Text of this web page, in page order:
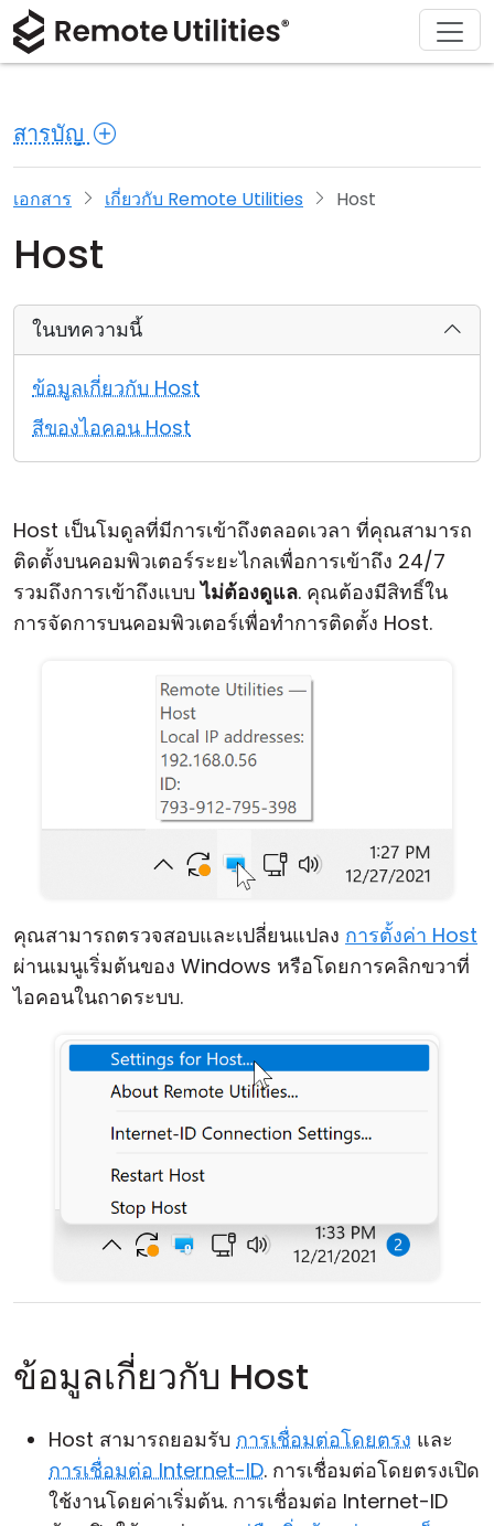
สารบัญ
เอกสาร เกี่ยวกับ Remote Utilities Host
Host
ในบทความนี้
ข้อมูลเกี่ยวกับ Host
สีของไอคอน Host
Host เป็นโมดูลที่มีการเข้าถึงตลอดเวลา ที่คุณสามารถ
ติดตั้งบนคอมพิวเตอร์ระยะไกลเพื่อการเข้าถึง 24/7
รวมถึงการเข้าถึงแบบไม่ต้องดูแล. คุณต้องมีสิทธิ์ใน
การจัดการบนคอมพิวเตอร์เพื่อทำการติดตั้ง Host.
คุณสามารถตรวจสอบและเปลี่ยนแปลง การตั้งค่า Host
ผ่านเมนูเริ่มต้นของ Windows หรือโดยการคลิกขวาที่
ไอคอนในถาดระบบ.
ข้อมูลเกี่ยวกับ Host
Host สามารถยอมรับ การเชื่อมต่อโดยตรง และ
การเชื่อมต่อ Internet-ID. การเชื่อมต่อโดยตรงเปิด
ใช้งานโดยค่าเริ่มต้น. การเชื่อมต่อ Internet-ID
ผลิตภัณฑ์
ความปลอดภัย
ภาพหน้าจอ
หมายเหตุประจำรุ่น
โหมดการเชื่อมต่อ
การเข้าถึงแบบไม่ต้องดูแล
การสนับสนุน Active Directory
การกำหนดค่า MSI
คลาวด์ & ออน-พรีมิส
โซลูชัน
การผลิตและการค้าปลีก
การดูแลสุขภาพ
การศึกษาและรัฐบาล
เทคโนโลยีสารสนเทศ
ดาวน์โหลด
macOS
Linux
iOS/Android
ซื้อ
ผู้ช่วยใบอนุญาต
อัปเกรดใบอนุญาตของคุณ
สนับสนุน
เอกสารประกอบ
ฐานความรู้
เกี่ยวกับ
ห้องข่าว
เขียนรีวิว